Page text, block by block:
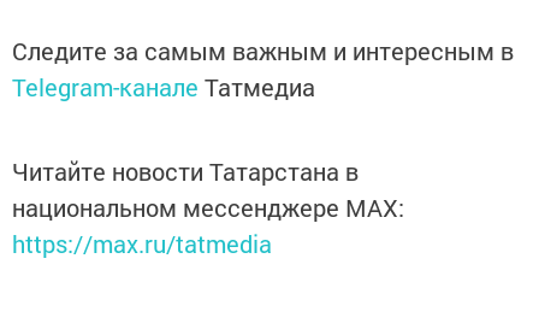
Следите за самым важным и интересным в
Telegram-канале Татмедиа
Читайте новости Татарстана в
национальном мессенджере MАХ:
https://max.ru/tatmedia